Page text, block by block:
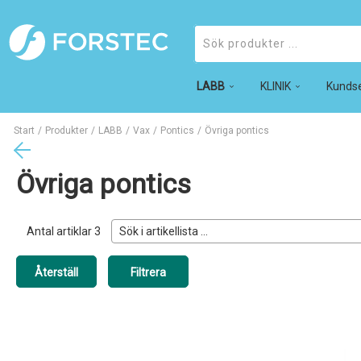
LABB KLINIK
Produkter
Start / Produkter / LABB / Vax / Pontics / Övriga pontics
Övriga pontics
Antal artiklar3